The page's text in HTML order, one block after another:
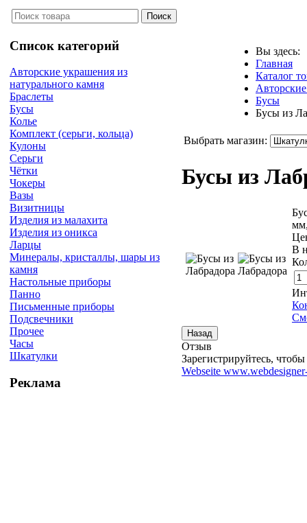
Список категорий
Авторские украшения из
натурального камня
Браслеты
Бусы
Колье
Комплект (серьги, кольца)
Кулоны
Серьги
Чётки
Чокеры
Вазы
Визитницы
Изделия из малахита
Изделия из оникса
Ларцы
Минералы, кристаллы, шары из
камня
Настольные приборы
Панно
Письменные приборы
Подсвечники
Прочее
Часы
Шкатулки
Реклама
Вы здесь:
Главная
Каталог
Бусы
Бусы из
Выбрать магазин:
Бусы из
В
Отзыв
Зарегистрируйтесь, чтобы
Webseite